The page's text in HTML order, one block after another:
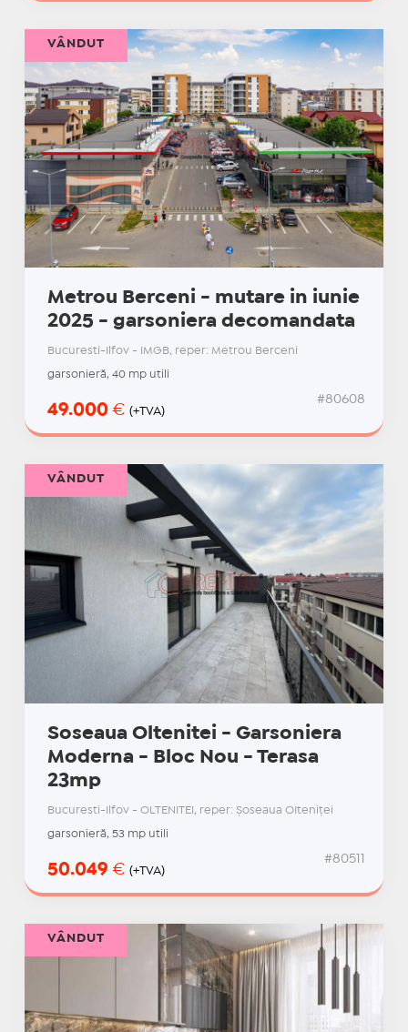
Metrou Berceni - mutare in iunie
2025 - garsoniera decomandata
Bucuresti-Ilfov - IMGB, reper: Metrou Berceni
garsonieră, 40 mp utili
49.000 € (+TVA)
#80608
VÂNDUT
Soseaua Oltenitei - Garsoniera
Moderna - Bloc Nou - Terasa
23mp
Bucuresti-Ilfov - OLTENITEI, reper: Șoseaua OIteniței
garsonieră, 53 mp utili
50.049 € (+TVA)
#80511
VÂNDUT
VÂNDUT